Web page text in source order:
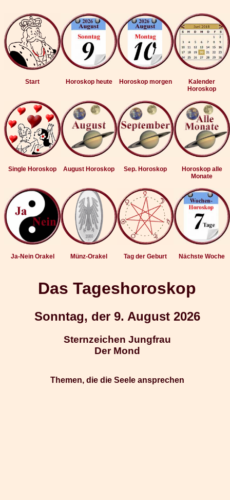
Start Horoskop heute Horoskop morgen
Kalender
Horoskop
Single Horoskop August Horoskop Sep. Horoskop
Horoskop alle
Monate
Ja-Nein Orakel Münz-Orakel Tag der Geburt Nächste Woche
Das Tageshoroskop
Sonntag, der 9. August 2026
Sternzeichen Jungfrau
Der Mond
Themen, die die Seele ansprechen